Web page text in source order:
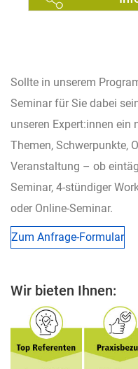
Sollte in unserem
Seminar für Sie dabei
unseren Expert:innen ein
Themen, Schwerpunkte,
Veranstaltung – ob
Seminar, 4-stündiger
oder Online-Seminar.
Zum Anfrage-Formular
Wir bieten Ihnen: